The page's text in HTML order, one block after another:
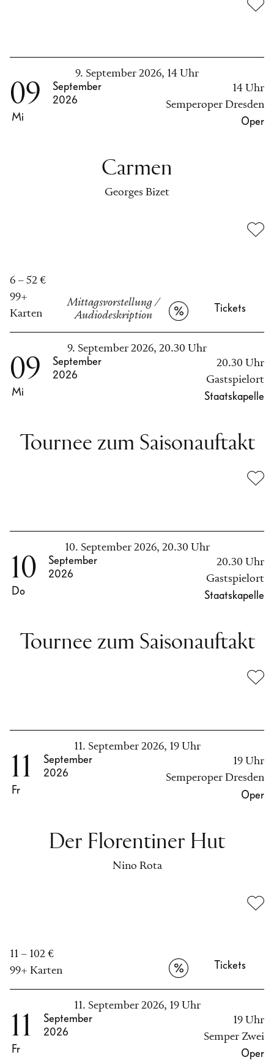
Carmen
Georges Bizet
9. September 2026, 14 Uhr
09
Mi
September
2026
14 Uhr
Semperoper Dresden
Oper
Tickets
6 – 52 €
99+
Karten
Mittagsvorstellung/
Audiodeskription
Tournee zum Saisonauftakt
9. September 2026, 20.30 Uhr
09
Mi
September
2026
20.30 Uhr
Gastspielort
Staatskapelle
Tournee zum Saisonauftakt
10. September 2026, 20.30 Uhr
10
Do
September
2026
20.30 Uhr
Gastspielort
Staatskapelle
Der Florentiner Hut
Nino Rota
11. September 2026, 19 Uhr
11
Fr
September
2026
19 Uhr
Semperoper Dresden
Oper
Tickets
11 – 102 €
99+ Karten
11. September 2026, 19 Uhr
11
Fr
September
2026
19 Uhr
Semper Zwei
Oper